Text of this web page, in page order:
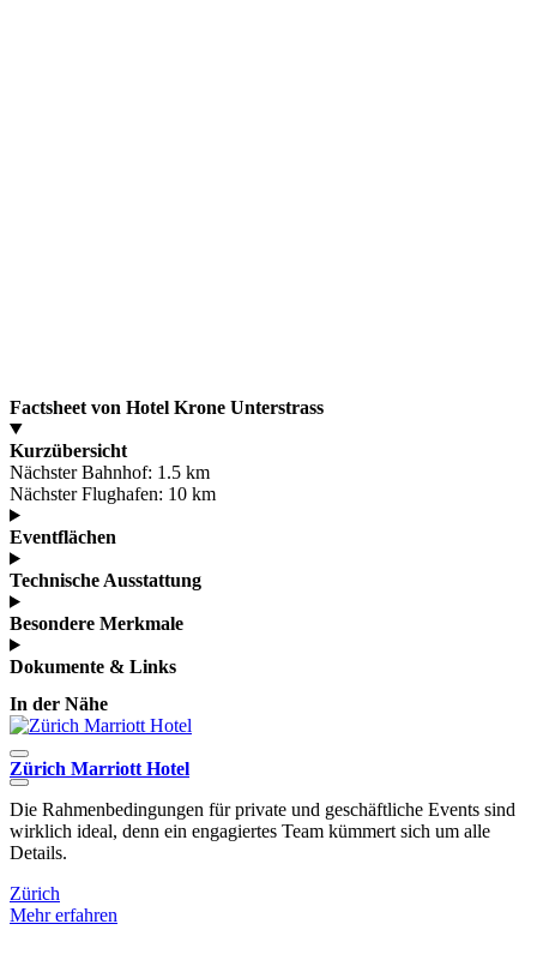
Factsheet von Hotel Krone Unterstrass
Kurzübersicht
Nächster Bahnhof: 1.5 km
Nächster Flughafen: 10 km
Eventflächen
Technische Ausstattung
Besondere Merkmale
Dokumente & Links
In der Nähe
Zürich Marriott Hotel
Die Rahmenbedingungen für private und geschäftliche Events sind
wirklich ideal, denn ein engagiertes Team kümmert sich um alle
Details.
Zürich
Mehr erfahren